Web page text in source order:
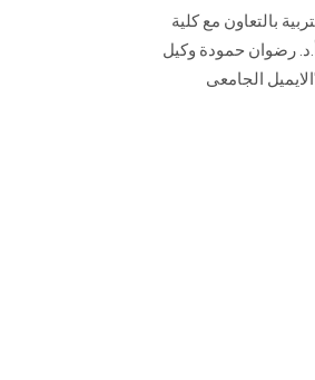
بالتعاون مع كلية
وأ.د. رضوان حمودة وكيل
الجامعى